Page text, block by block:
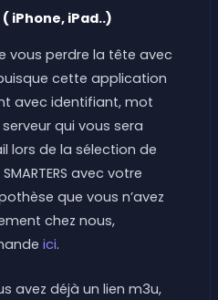
( iPhone, iPad..)
vous perdre la tête avec
cette application
avec identifiant, mot
qui vous sera
lors de la sélection de
avec votre
que vous n’avez
chez nous,
ici.
avez déjà un lien m3u,